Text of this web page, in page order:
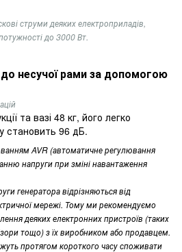
струми деяких електроприладів,
до 3000 Вт.
до несучої рами за допомогою
та вазі 48 кг, його легко
становить 96 дБ.
AVR (автоматичне регулювання
напруги при зміні навантаження
генератора відрізняються від
мережі. Тому ми рекомендуємо
деяких електронних пристроїв (таких
тощо) з їх виробником або продавцем.
протягом короткого часу споживати